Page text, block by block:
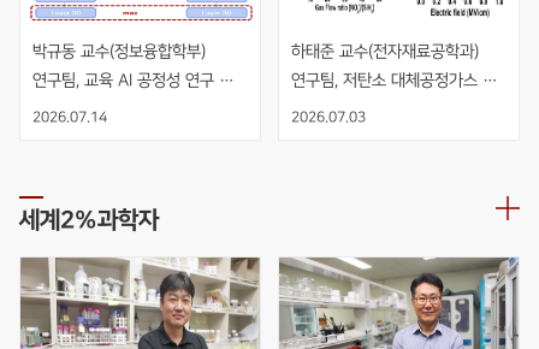
박규동 교수(정보융합학부)
연구팀, 교육 AI 공정성 연구
AIED 발표
2026.07.14
하태준 교수(전자재료공학과)
연구팀, 저탄소 대체공정가스
NO2 기반 PECVD 공정을
2026.07.03
세계2%과학자